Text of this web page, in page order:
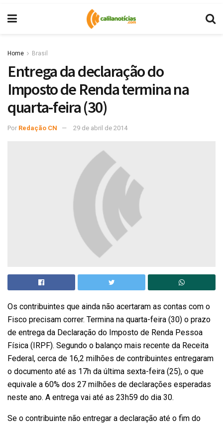
Home Brasil
Entrega da declaração do
Imposto de Renda termina na
quarta-feira (30)
Por Redação CN 29 de abril de 2014
Os contribuintes que ainda não acertaram as contas com o
Fisco precisam correr. Termina na quarta-feira (30) o prazo
de entrega da Declaração do Imposto de Renda Pessoa
Física (IRPF). Segundo o balanço mais recente da Receita
Federal, cerca de 16,2 milhões de contribuintes entregaram
o documento até as 17h da última sexta-feira (25), o que
equivale a 60% dos 27 milhões de declarações esperadas
neste ano. A entrega vai até as 23h59 do dia 30.
Se o contribuinte não entregar a declaração até o fim do